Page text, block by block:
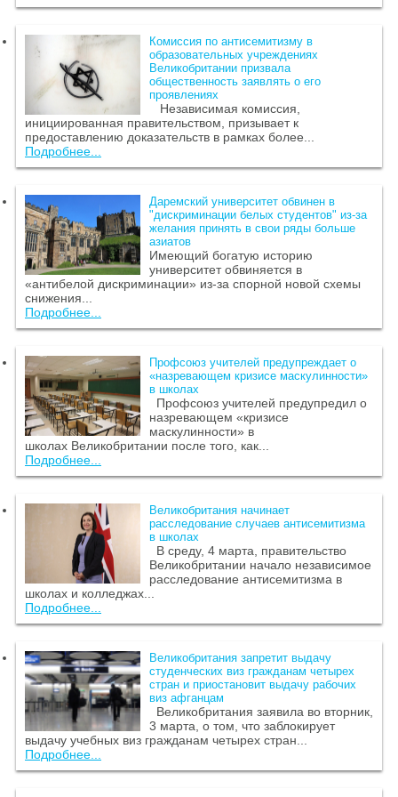
Комиссия по антисемитизму в
образовательных учреждениях
Великобритании призвала
общественность заявлять о его
проявлениях
Независимая комиссия,
инициированная правительством, призывает к
предоставлению доказательств в рамках более...
Подробнее...
Даремский университет обвинен в
"дискриминации белых студентов" из-за
желания принять в свои ряды больше
азиатов
Имеющий богатую историю
университет обвиняется в
«антибелой дискриминации» из-за спорной новой схемы
снижения...
Подробнее...
Профсоюз учителей предупреждает о
«назревающем кризисе маскулинности»
в школах
Профсоюз учителей предупредил о
назревающем «кризисе
маскулинности» в
школах Великобритании после того, как...
Подробнее...
Великобритания начинает
расследование случаев антисемитизма
в школах
В среду, 4 марта, правительство
Великобритании начало независимое
расследование антисемитизма в
школах и колледжах...
Подробнее...
Великобритания запретит выдачу
студенческих виз гражданам четырех
стран и приостановит выдачу рабочих
виз афганцам
Великобритания заявила во вторник,
3 марта, о том, что заблокирует
выдачу учебных виз гражданам четырех стран...
Подробнее...